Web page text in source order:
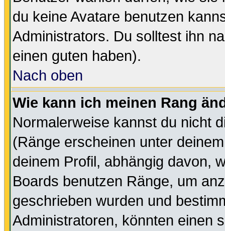
du keine Avatare benutzen
Administrators. Du solltest ihn
einen guten haben).
Nach oben
Wie kann ich meinen Rang
Normalerweise kannst du nicht
(Ränge erscheinen unter
deinem Profil, abhängig davon,
Boards benutzen Ränge, um
geschrieben wurden und
Administratoren, könnten einen